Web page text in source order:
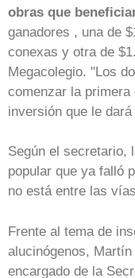
obras que
ganadores , una de
conexas y otra de
Megacolegio. "Los
comenzar la
inversión que le
Según el secretario,
popular que ya falló
no está entre las
Frente al tema de
alucinógenos,
encargado de la